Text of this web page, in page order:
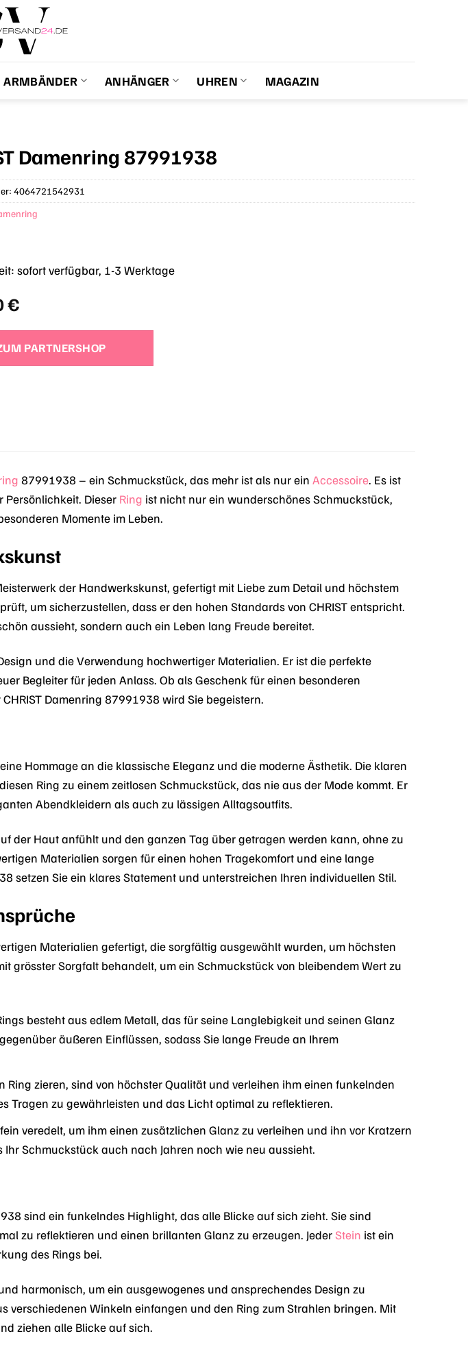
ARMBÄNDER ANHÄNGER UHREN MAGAZIN
Damenring 87991938
€
sofort verfügbar, 1-3 Werktage
PARTNERSHOP
4064721542931
87991938 – ein Schmuckstück, das mehr ist als nur einAccessoire. Es ist
Persönlichkeit. Dieser Ring ist nicht nur ein wunderschönes Schmuckstück,
Momente im Leben.
der Handwerkskunst, gefertigt mit Liebe zum Detail und höchstem
um sicherzustellen, dass er den hohen Standards von CHRIST entspricht.
aussieht, sondern auch ein Leben lang Freude bereitet.
und die Verwendung hochwertiger Materialien. Er ist die perfekte
Begleiter für jeden Anlass. Ob als Geschenk für einen besonderen
Damenring 87991938 wird Sie begeistern.
Hommage an die klassische Eleganz und die moderne Ästhetik. Die klaren
Ring zu einem zeitlosen Schmuckstück, das nie aus der Mode kommt. Er
Abendkleidern als auch zu lässigen Alltagsoutfits.
der Haut anfühlt und den ganzen Tag über getragen werden kann, ohne zu
Materialien sorgen für einen hohen Tragekomfort und eine lange
setzen Sie ein klares Statement und unterstreichen Ihren individuellen Stil.
Materialien gefertigt, die sorgfältig ausgewählt wurden, um höchsten
grösster Sorgfalt behandelt, um ein Schmuckstück von bleibendem Wert zu
besteht aus edlem Metall, das für seine Langlebigkeit und seinen Glanz
äußeren Einflüssen, sodass Sie lange Freude an Ihrem
Ring zieren, sind von höchster Qualität und verleihen ihm einen funkelnden
Tragen zu gewährleisten und das Licht optimal zu reflektieren.
veredelt, um ihm einen zusätzlichen Glanz zu verleihen und ihn vor Kratzern
Schmuckstück auch nach Jahren noch wie neu aussieht.
sind ein funkelndes Highlight, das alle Blicke auf sich zieht. Sie sind
zu reflektieren und einen brillanten Glanz zu erzeugen. JederStein ist ein
des Rings bei.
harmonisch, um ein ausgewogenes und ansprechendes Design zu
verschiedenen Winkeln einfangen und den Ring zum Strahlen bringen. Mit
ziehen alle Blicke auf sich.